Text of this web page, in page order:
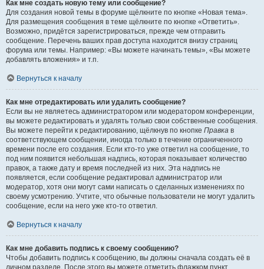
Как мне создать новую тему или сообщение?
Для создания новой темы в форуме щёлкните по кнопке «Новая тема».
Для размещения сообщения в теме щёлкните по кнопке «Ответить».
Возможно, придётся зарегистрироваться, прежде чем отправить
сообщение. Перечень ваших прав доступа находится внизу страниц
форума или темы. Например: «Вы можете начинать темы», «Вы можете
добавлять вложения» и т.п.
Вернуться к началу
Как мне отредактировать или удалить сообщение?
Если вы не являетесь администратором или модератором конференции,
вы можете редактировать и удалять только свои собственные сообщения.
Вы можете перейти к редактированию, щёлкнув по кнопке Правка в
соответствующем сообщении, иногда только в течение ограниченного
времени после его создания. Если кто-то уже ответил на сообщение, то
под ним появится небольшая надпись, которая показывает количество
правок, а также дату и время последней из них. Эта надпись не
появляется, если сообщение редактировал администратор или
модератор, хотя они могут сами написать о сделанных изменениях по
своему усмотрению. Учтите, что обычные пользователи не могут удалить
сообщение, если на него уже кто-то ответил.
Вернуться к началу
Как мне добавить подпись к своему сообщению?
Чтобы добавить подпись к сообщению, вы должны сначала создать её в
личном разделе. После этого вы можете отметить флажком пункт